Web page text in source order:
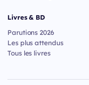
Livres & BD
Parutions 2026
Les plus attendus
Tous les livres